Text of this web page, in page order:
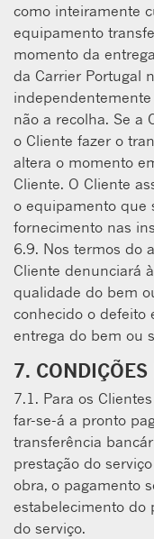
como inteiramente
equipamento
momento da
da Carrier Portugal
não a recolha. Se a
o Cliente fazer o
altera o momento
Cliente. O Cliente
o equipamento que
fornecimento nas
6.9. Nos termos do
Cliente denunciará
qualidade do bem
conhecido o defeito
entrega do bem ou
7.
7.1. Para os
far-se-á a pronto
transferência
prestação do
obra, o pagamento
estabelecimento do
do serviço.